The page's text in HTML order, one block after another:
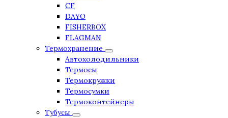
CF
DAYO
FISHERBOX
FLAGMAN
Термохранение
Автохолодильники
Термосы
Термокружки
Термосумки
Термоконтейнеры
Тубусы